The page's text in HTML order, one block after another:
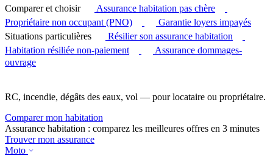
Comparer et choisir
Assurance habitation pas chère
Propriétaire non occupant (PNO)
Garantie loyers impayés
Situations particulières
Résilier son assurance habitation
Habitation résiliée non-paiement
Assurance dommages-
ouvrage
RC, incendie, dégâts des eaux, vol — pour locataire ou propriétaire.
Comparer mon habitation
Assurance habitation : comparez les meilleures offres en 3 minutes
Trouver mon assurance
Moto